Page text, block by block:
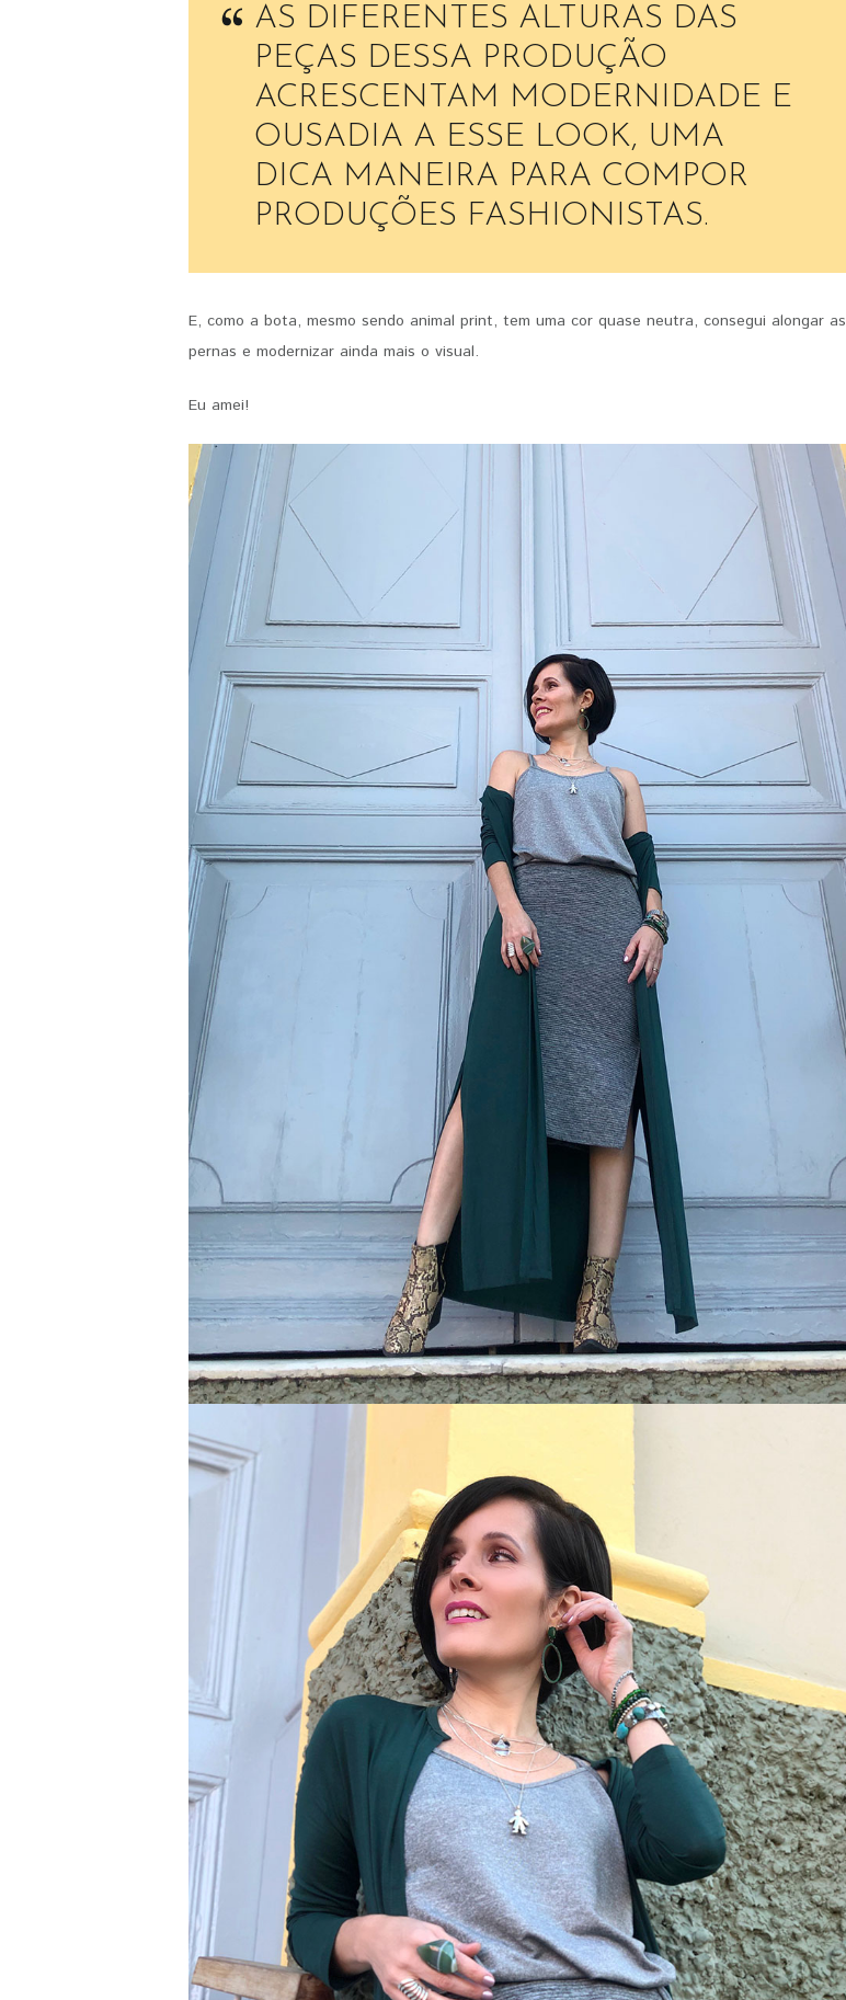
AS DIFERENTES ALTURAS DAS
PEÇAS DESSA PRODUÇÃO
ACRESCENTAM MODERNIDADE E
OUSADIA A ESSE LOOK, UMA
DICA MANEIRA PARA COMPOR
PRODUÇÕES FASHIONISTAS.
E, como a bota, mesmo sendo animal print, tem uma cor quase neutra, consegui alongar as
pernas e modernizar ainda mais o visual.
Eu amei!